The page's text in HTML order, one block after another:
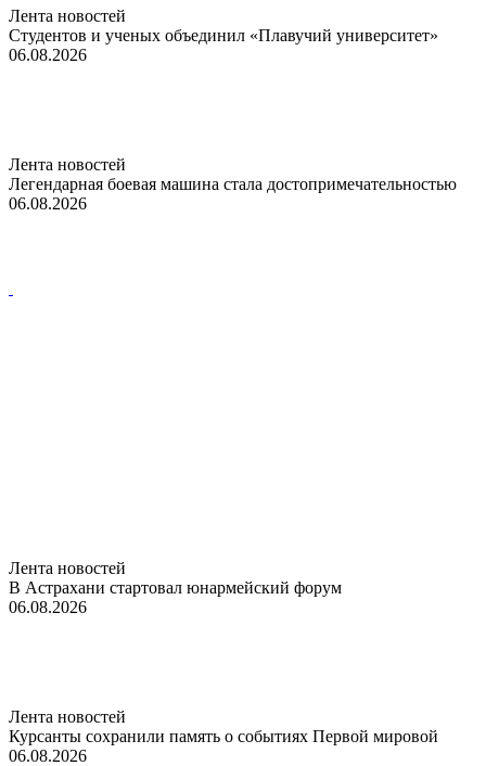
Лента новостей
Студентов и ученых объединил «Плавучий университет»
06.08.2026
Лента новостей
Легендарная боевая машина стала достопримечательностью
06.08.2026
Лента новостей
В Астрахани стартовал юнармейский форум
06.08.2026
Лента новостей
Курсанты сохранили память о событиях Первой мировой
06.08.2026